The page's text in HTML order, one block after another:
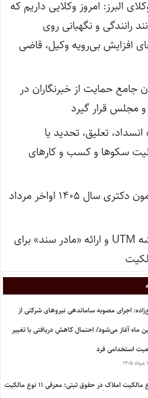
البرز: امروز وکلایی داریم که
رانندگی و نگهبانی روی
افزایش بی‌رویه وکیل، قاضی
جامع حمایت از خبرنگاران در
مجلس قرار گیرد
تعلیق، تحدید یا
سکوها و کسب و کارهای
نتایج نهایی آزمون دکتری سال ۱۴۰۵ اواخر مرداد
نحوه تهیه نقشه UTM و ارائه «مادر سند» برای
اجرای مصوبه ساماندهی نیروهای شرکتی از
ماه آغاز می‌شود/ احتمال کاهش دریافتی با تغییر
استخدامی فرد
انواع مالکیت املاک در حقوق ثبتی؛ معرفی ۱۱ نوع مالکیت